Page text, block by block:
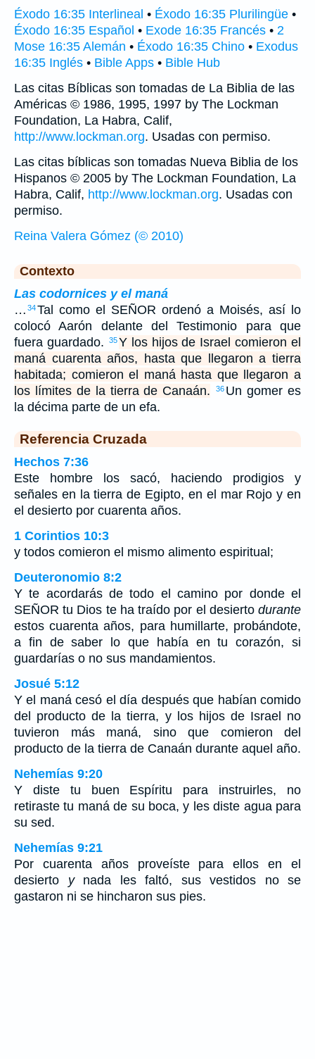
Éxodo 16:35 Interlineal • Éxodo 16:35 Plurilingüe •
Éxodo 16:35 Español • Exode 16:35 Francés • 2
Mose 16:35 Alemán • Éxodo 16:35 Chino • Exodus
16:35 Inglés • Bible Apps • Bible Hub
Las citas Bíblicas son tomadas de La Biblia de las
Américas © 1986, 1995, 1997 by The Lockman
Foundation, La Habra, Calif,
http://www.lockman.org. Usadas con permiso.
Las citas bíblicas son tomadas Nueva Biblia de los
Hispanos © 2005 by The Lockman Foundation, La
Habra, Calif, http://www.lockman.org. Usadas con
permiso.
Reina Valera Gómez (© 2010)
Contexto
Las codornices y el maná
… 34Tal como el SEÑOR ordenó a Moisés, así lo
colocó Aarón delante del Testimonio para que
fuera guardado.
35Y los hijos de Israel comieron el
maná cuarenta años, hasta que llegaron a tierra
habitada; comieron el maná hasta que llegaron a
los límites de la tierra de Canaán.
36 Un gomer es
la décima parte de un efa.
Referencia Cruzada
Hechos 7:36
Este hombre los sacó, haciendo prodigios y
señales en la tierra de Egipto, en el mar Rojo y en
el desierto por cuarenta años.
1 Corintios 10:3
y todos comieron el mismo alimento espiritual;
Deuteronomio 8:2
Y te acordarás de todo el camino por donde el
SEÑOR tu Dios te ha traído por el desierto durante
estos cuarenta años, para humillarte, probándote,
a fin de saber lo que había en tu corazón, si
guardarías o no sus mandamientos.
Josué 5:12
Y el maná cesó el día después que habían comido
del producto de la tierra, y los hijos de Israel no
tuvieron más maná, sino que comieron del
producto de la tierra de Canaán durante aquel año.
Nehemías 9:20
Y diste tu buen Espíritu para instruirles, no
retiraste tu maná de su boca, y les diste agua para
su sed.
Nehemías 9:21
Por cuarenta años proveíste para ellos en el
desierto ynada les faltó, sus vestidos no se
gastaron ni se hincharon sus pies.